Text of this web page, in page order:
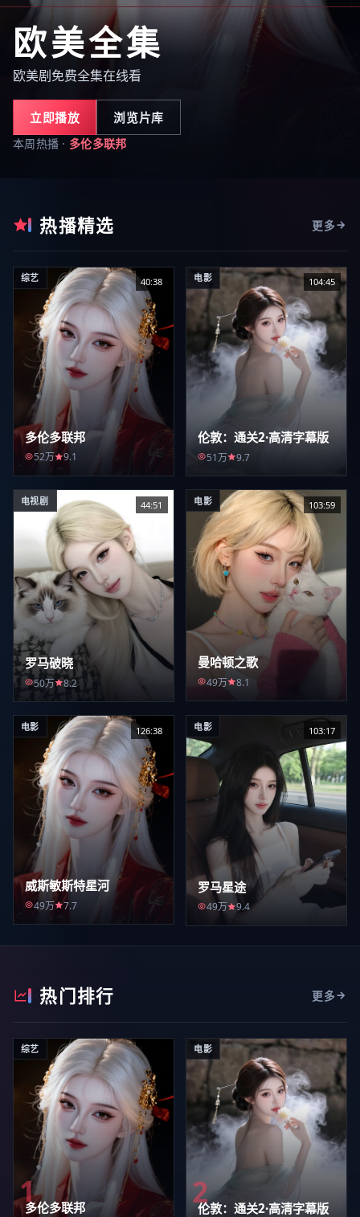
欧美全集
欧美剧免费全集在线看
立即播放 浏览片库
本周热播 · 多伦多联邦
热播精选 更多
综艺 40:38
多伦多联邦
52万 9.1
电影 104:45
伦敦：通关2·高清字幕版
51万 9.7
电视剧 44:51
罗马破晓
50万 8.2
电影 103:59
曼哈顿之歌
49万 8.1
电影 126:38
威斯敏斯特星河
49万 7.7
电影 103:17
罗马星途
49万 9.4
热门排行 更多
1
综艺
多伦多联邦 2
电影
伦敦：通关2·高清字幕版